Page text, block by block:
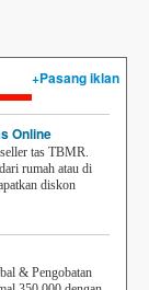
+Pasang iklan
Online
tas TBMR.
rumah atau di
diskon
& Pengobatan